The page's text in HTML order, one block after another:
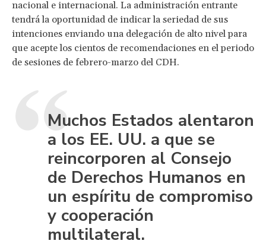
nacional e internacional. La administración entrante
tendrá la oportunidad de indicar la seriedad de sus
intenciones enviando una delegación de alto nivel para
que acepte los cientos de recomendaciones en el periodo
de sesiones de febrero-marzo del CDH.
Muchos Estados alentaron
a los EE. UU. a que se
reincorporen al Consejo
de Derechos Humanos en
un espíritu de compromiso
y cooperación
multilateral.